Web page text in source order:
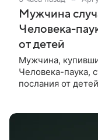
Мужчина
Человека-
от детей
Мужчина,
Человека-паука,
послания от